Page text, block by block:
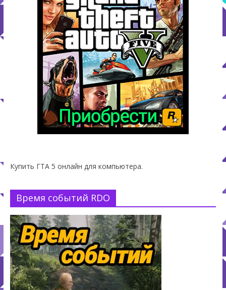
Купить ГТА 5 онлайн для компьютера.
Время событий RDO